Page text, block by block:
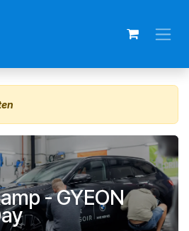
- GYEON